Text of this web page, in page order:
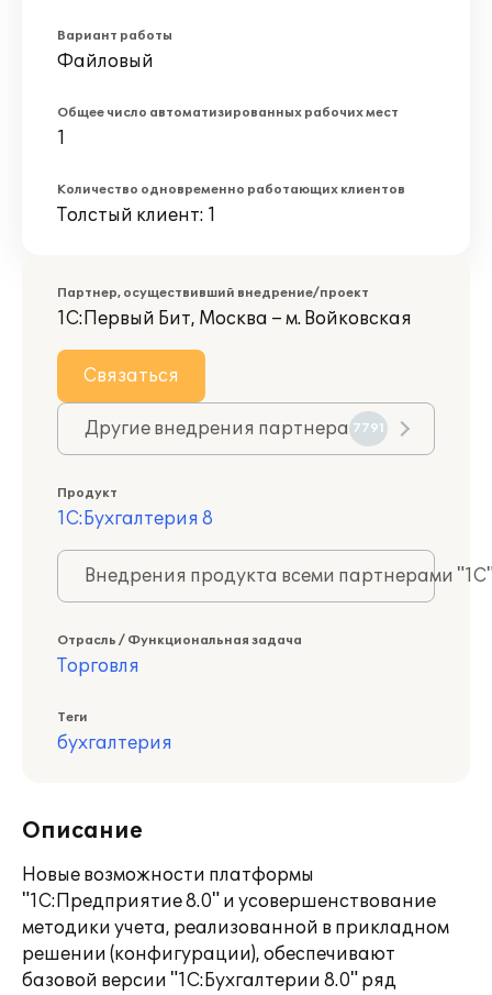
Вариант работы
Файловый
Общее число автоматизированных рабочих мест
1
Количество одновременно работающих клиентов
Толстый клиент: 1
Партнер, осуществивший внедрение/проект
1С:Первый Бит, Москва – м. Войковская
Связаться
Другие внедрения партнера 7791
Продукт
1С:Бухгалтерия 8
Внедрения продукта всеми партнерами
Отрасль / Функциональная задача
Торговля
Теги
бухгалтерия
Описание
Новые возможности платформы
"1С:Предприятие 8.0" и усовершенствование
методики учета, реализованной в прикладном
решении (конфигурации), обеспечивают
базовой версии "1С:Бухгалтерии 8.0" ряд